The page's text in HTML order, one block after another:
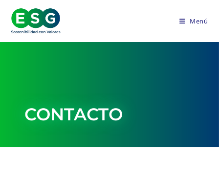
Menú
CONTACTO